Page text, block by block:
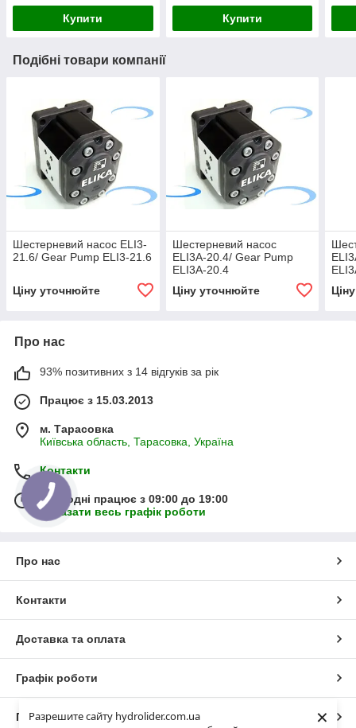
Разрешите сайту hydrolider.com.ua
×
Купити Купити
Подібні товари компанії
Шестерневий насос ELI3-
21.6/ Gear Pump ELI3-21.6
Ціну уточнюйте
Шестерневий насос
ELI3A-20.4/ Gear Pump
ELI3A-20.4
Ціну уточнюйте
Про нас
93% позитивних з 14 відгуків за рік
Працює з 15.03.2013
м. Тарасовка
Київська область, Тарасовка, Україна
Контакти
Сьогодні працює з 09:00 до 19:00
Показати весь графік роботи
Про нас
Контакти
Доставка та оплата
Графік роботи
Повна версія сайту